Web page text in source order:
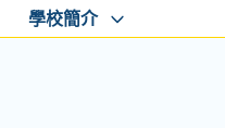
學校簡介